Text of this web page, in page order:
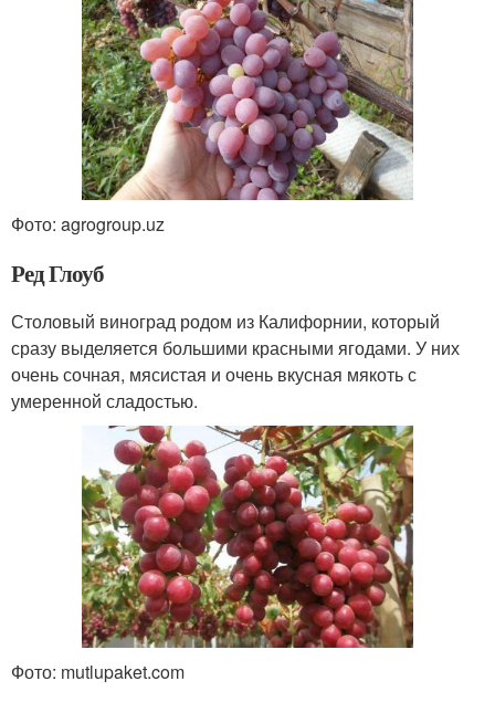
Фото: agrogroup.uz
Ред Глоуб
Столовый виноград родом из Калифорнии, который
сразу выделяется большими красными ягодами. У них
очень сочная, мясистая и очень вкусная мякоть с
умеренной сладостью.
Фото: mutlupaket.com